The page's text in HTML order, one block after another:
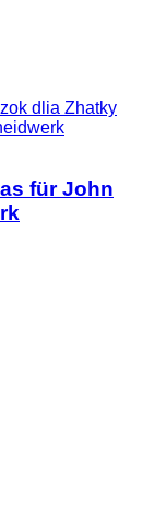
dlia Zhatky
für John